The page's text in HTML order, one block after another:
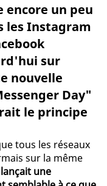
encore un peu
les Instagram
sur
nouvelle
Day"
le principe
tous les réseaux
sur la même
une